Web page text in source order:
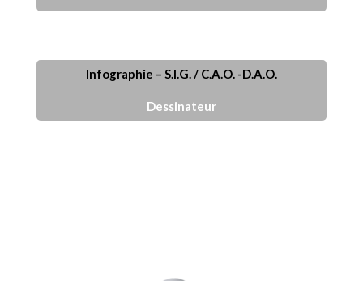
Infographie – S.I.G. / C.A.O. -D.A.O.
Dessinateur